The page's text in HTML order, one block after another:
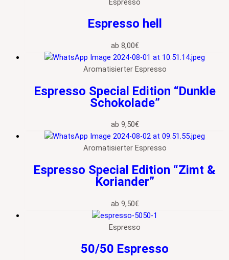
Espresso hell
ab 8,00€
Aromatisierter Espresso
Espresso Special Edition “Dunkle
Schokolade”
ab 9,50€
Aromatisierter Espresso
Espresso Special Edition “Zimt &
Koriander”
ab 9,50€
Espresso
50/50 Espresso